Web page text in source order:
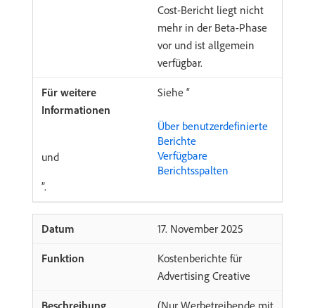
Cost-Bericht liegt nicht
mehr in der Beta-Phase
vor und ist allgemein
verfügbar.
Siehe “
Über benutzerdefinierte
Berichte
und
Verfügbare
Berichtsspalten
”.
​17. November 2025
Kostenberichte für
Advertising Creative
(Nur Werbetreibende mit